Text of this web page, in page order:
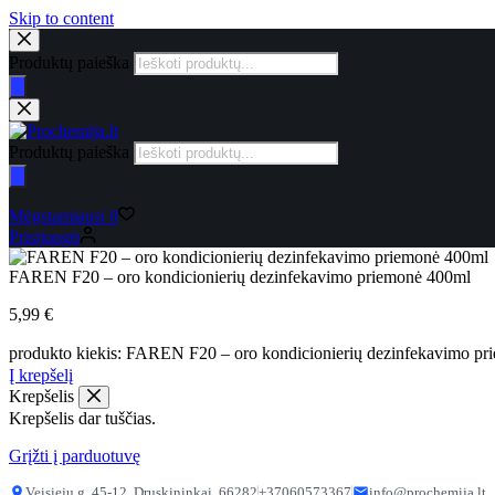
Skip to content
Produktų paieška
Produktų paieška
Mėgstamiausi 0
Prisijungti
FAREN F20 – oro kondicionierių dezinfekavimo priemonė 400ml
5,99 €
produkto kiekis: FAREN F20 – oro kondicionierių dezinfekavimo
Į krepšelį
Krepšelis
Krepšelis dar tuščias.
Grįžti į parduotuvę